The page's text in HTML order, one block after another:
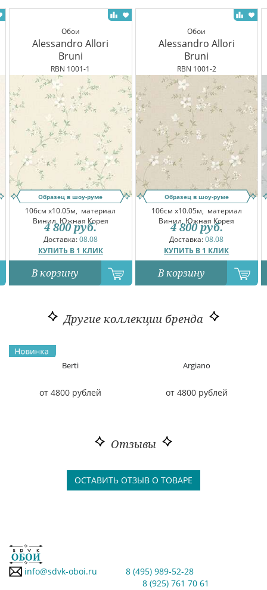
Обои
Alessandro Allori
Bruni
RBN 1001-1
Образец в шоу-руме
106см x10.05м, материал
Винил, Южная Корея
Доставка:08.08
КУПИТЬ В 1 КЛИК
4 800 руб.
В корзину
Обои
Alessandro Allori
Bruni
RBN 1001-2
Образец в шоу-руме
106см x10.05м, материал
Винил, Южная Корея
Доставка:08.08
КУПИТЬ В 1 КЛИК
4 800 руб.
В корзину
Другие коллекции бренда
Berti
от 4800 рублей
Argiano
от 4800 рублей
Отзывы
ОСТАВИТЬ ОТЗЫВ О ТОВАРЕ
info@sdvk-oboi.ru
8 (495) 989-52-28
8 (925) 761 70 61